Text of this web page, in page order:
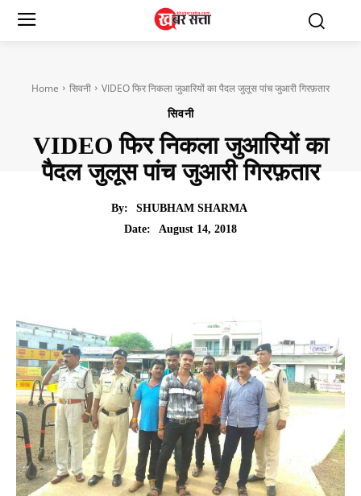
Home सिवनी VIDEO फिर निकला जुआरियों का पैदल जुलूस पांच जुआरी गिरफ़तार
सिवनी
VIDEO फिर निकला जुआरियों का
पैदल जुलूस पांच जुआरी गिरफ़तार
By:
SHUBHAM SHARMA
Date:
August 14, 2018